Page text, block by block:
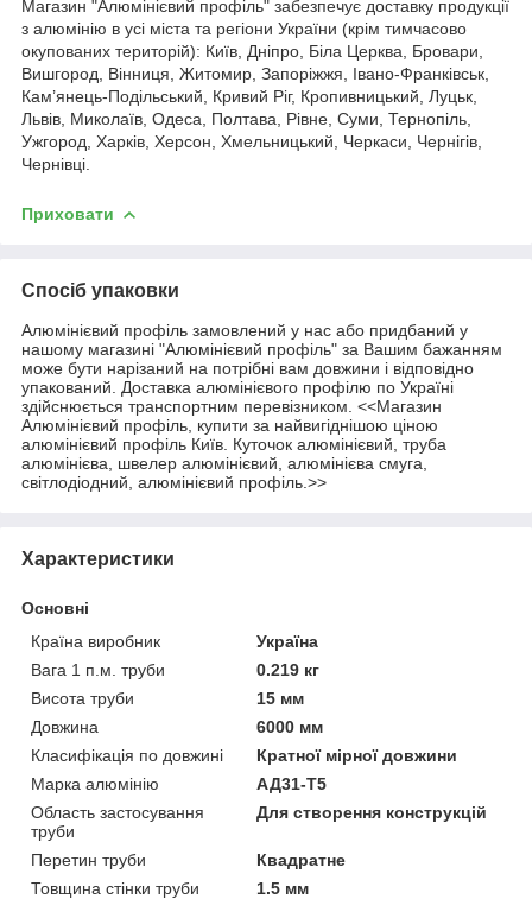
Магазин "Алюмінієвий профіль" забезпечує доставку продукції
з алюмінію в усі міста та регіони України (крім тимчасово
окупованих територій): Київ, Дніпро, Біла Церква, Бровари,
Вишгород, Вінниця, Житомир, Запоріжжя, Івано-Франківськ,
Кам’янець-Подільський, Кривий Ріг, Кропивницький, Луцьк,
Львів, Миколаїв, Одеса, Полтава, Рівне, Суми, Тернопіль,
Ужгород, Харків, Херсон, Хмельницький, Черкаси, Чернігів,
Чернівці.
Приховати
Спосіб упаковки
Алюмінієвий профіль замовлений у нас або придбаний у
нашому магазині "Алюмінієвий профіль" за Вашим бажанням
може бути нарізаний на потрібні вам довжини і відповідно
упакований. Доставка алюмінієвого профілю по Україні
здійснюється транспортним перевізником. <<Магазин
Алюмінієвий профіль, купити за найвигіднішою ціною
алюмінієвий профіль Київ. Куточок алюмінієвий, труба
алюмінієва, швелер алюмінієвий, алюмінієва смуга,
світлодіодний, алюмінієвий профіль.>>
Характеристики
Основні
Країна виробник
Україна
Вага 1 п.м. труби
0.219 кг
Висота труби
15 мм
Довжина
6000 мм
Класифікація по довжині
Кратної мірної довжини
Марка алюмінію
АД31-Т5
Область застосування
труби
Для створення конструкцій
Перетин труби
Квадратне
Товщина стінки труби
1.5 мм